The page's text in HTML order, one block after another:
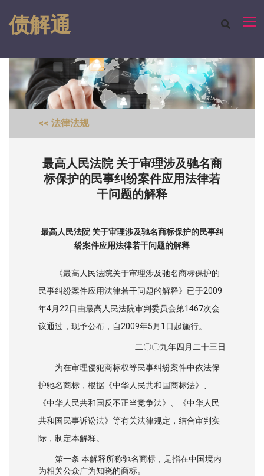
债解通
<< 法律法规
最高人民法院 关于审理涉及驰名商
标保护的民事纠纷案件应用法律若
干问题的解释
最高人民法院 关于审理涉及驰名商标保护的民事纠
纷案件应用法律若干问题的解释
《最高人民法院关于审理涉及驰名商标保护的
民事纠纷案件应用法律若干问题的解释》已于2009
年4月22日由最高人民法院审判委员会第1467次会
议通过，现予公布，自2009年5月1日起施行。
二〇〇九年四月二十三日
为在审理侵犯商标权等民事纠纷案件中依法保
护驰名商标，根据《中华人民共和国商标法》、
《中华人民共和国反不正当竞争法》、《中华人民
共和国民事诉讼法》等有关法律规定，结合审判实
际，制定本解释。
第一条 本解释所称驰名商标，是指在中国境内
为相关公众广为知晓的商标。